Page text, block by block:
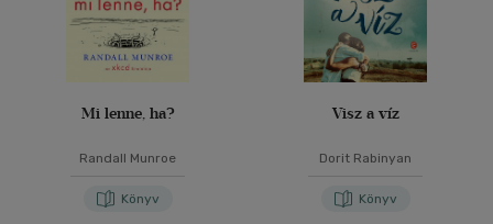
Mi lenne, ha?
Randall Munroe
Könyv
Visz a víz
Dorit Rabinyan
Könyv